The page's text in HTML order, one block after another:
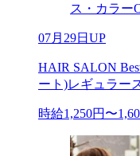
ス・カラー
07月29日UP
HAIR SALON
ート)レギュラー
時給1,250円〜